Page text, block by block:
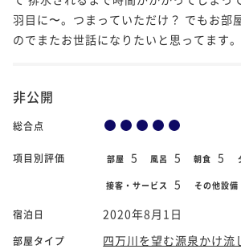
羽目に〜。つまっていただけ？ でもお部
のでまたお世話になりたいと思ってます。
非公開
総合点
項目別評価 部屋 5 風呂 5 朝食 5
接客・サービス 5 その他設備
宿泊日 2020年8月1日
部屋タイプ 四万川を望む源泉かけ流